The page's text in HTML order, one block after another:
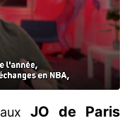
JO de Paris